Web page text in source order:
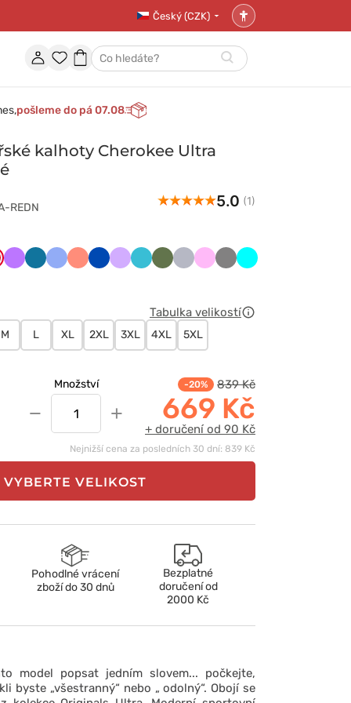
Český (CZK)
Nastavení
přístupnosti
ÚčetOblíbené
Nákupní
Hledat
pošleme do pá 07.08
kalhoty Cherokee Ultra
REDN 5.0 (1)
FioletowyKaraibskiKlasyczny
KoralowyKrólewskiLawendowy
MorskiOliwkowyPopielaty
Różowy
Szary Turkus
Tabulka velikostí
M L XL 2XL 3XL 4XL 5XL
Množství
− +
-20% 839 Kč
669 Kč
+ doručení od 90 Kč
Nejnižší cena za posledních 30 dní: 839 Kč
VYBERTE VELIKOST
Pohodlné vrácení
zboží do 30 dnů
Bezplatné
doručení od
2000 Kč
model popsat jedním slovem... počkejte,
byste „všestranný“ nebo „ odolný“. Obojí se